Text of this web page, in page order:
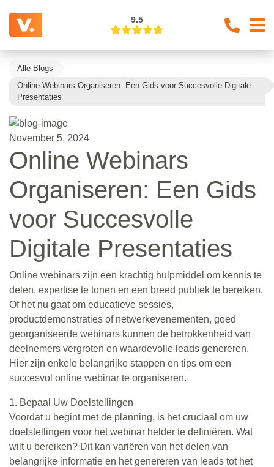
9.5
Alle Blogs
Online Webinars Organiseren: Een Gids voor Succesvolle Digitale
Presentaties
November 5, 2024
Online Webinars
Organiseren: Een Gids
voor Succesvolle
Digitale Presentaties
Online webinars zijn een krachtig hulpmiddel om kennis te
delen, expertise te tonen en een breed publiek te bereiken.
Of het nu gaat om educatieve sessies,
productdemonstraties of netwerkevenementen, goed
georganiseerde webinars kunnen de betrokkenheid van
deelnemers vergroten en waardevolle leads genereren.
Hier zijn enkele belangrijke stappen en tips om een
succesvol online webinar te organiseren.
1. Bepaal Uw Doelstellingen
Voordat u begint met de planning, is het cruciaal om uw
doelstellingen voor het webinar helder te definiëren. Wat
wilt u bereiken? Dit kan variëren van het delen van
belangrijke informatie en het genereren van leads tot het